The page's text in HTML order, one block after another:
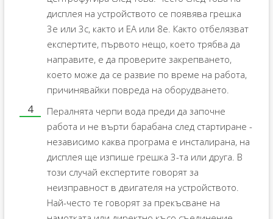
дисплея на устройството се появява грешка
3e или 3c, както и EA или 8e. Както отбелязват
експертите, първото нещо, което трябва да
направите, е да проверите закрепването,
което може да се развие по време на работа,
причинявайки повреда на оборудването.
Пералнята черпи вода преди да започне
работа и не върти барабана след стартиране -
независимо каква програма е инсталирана, на
дисплея ще изпише грешка 3-та или друга. В
този случай експертите говорят за
неизправност в двигателя на устройството.
Най-често те говорят за прекъсване на